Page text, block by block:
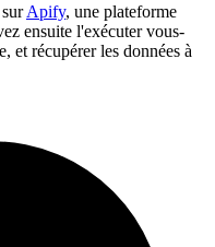
Apify, une plateforme
ensuite l'exécuter vous-
et récupérer les données à